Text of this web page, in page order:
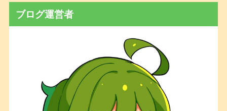
ブログ運営者